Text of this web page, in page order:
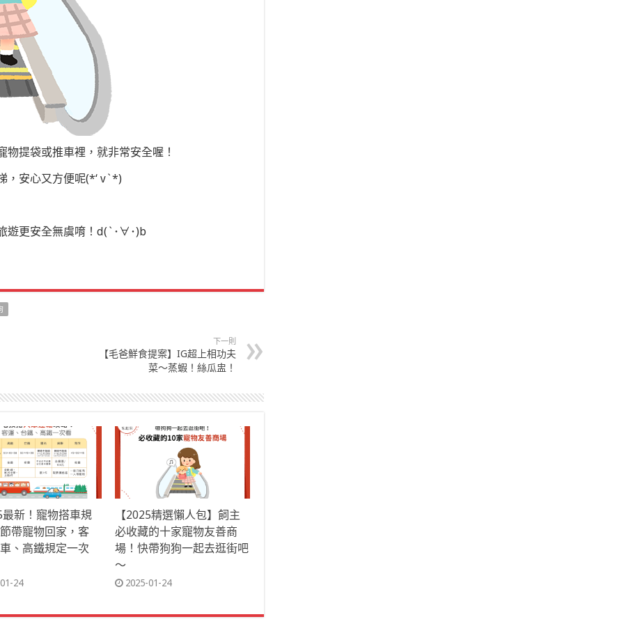
提袋或推車裡，就非常安全喔！
，安心又方便呢(*‘ v`*)
遊更安全無虞唷！d(`･∀･)b
下一則
【毛爸鮮食提案】IG超上相功夫
菜～蒸蝦！絲瓜盅！
新！寵物搭車規
帶寵物回家，客
、高鐵規定一次
24
【2025精選懶人包】飼主
必收藏的十家寵物友善商
場！快帶狗狗一起去逛街吧
～
2025-01-24